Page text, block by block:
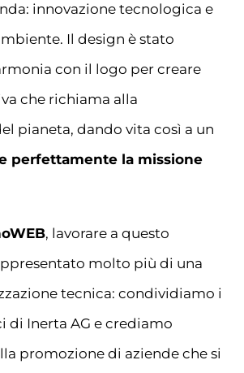
innovazione tecnologica e
Il design è stato
con il logo per creare
che richiama alla
pianeta, dando vita così a un
perfettamente la missione
, lavorare a questo
molto più di una
tecnica: condividiamo i
di Inerta AG e crediamo
promozione di aziende che si